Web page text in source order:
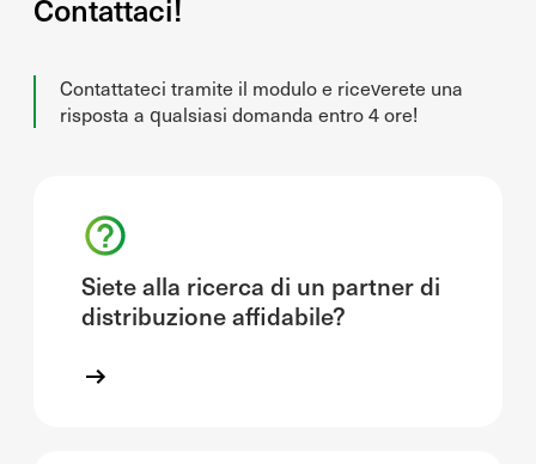
Contattaci!
Contattateci tramite il modulo e riceverete una
risposta a qualsiasi domanda entro 4 ore!
Siete alla ricerca di un partner di
distribuzione affidabile?